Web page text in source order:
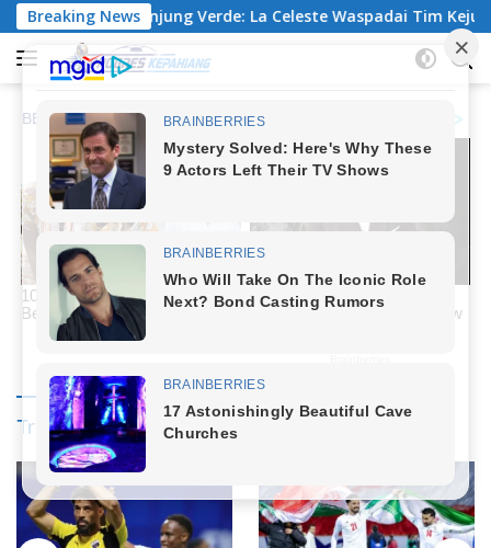
Langsung
ke
konten
Breaking News
vs Tanjung Verde: La Celeste Waspadai Tim Kejutan
Trending